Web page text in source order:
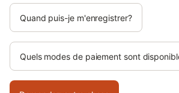
Quand puis-je m'enregistrer?
Quels modes de paiement sont